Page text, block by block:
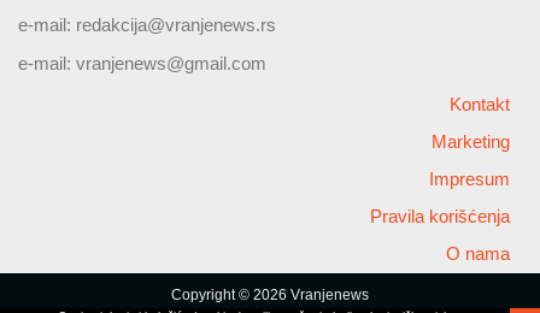
e-mail: redakcija@vranjenews.rs
e-mail: vranjenews@gmail.com
Kontakt
Marketing
Impresum
Pravila korišćenja
O nama
Copyright © 2026 Vranjenews